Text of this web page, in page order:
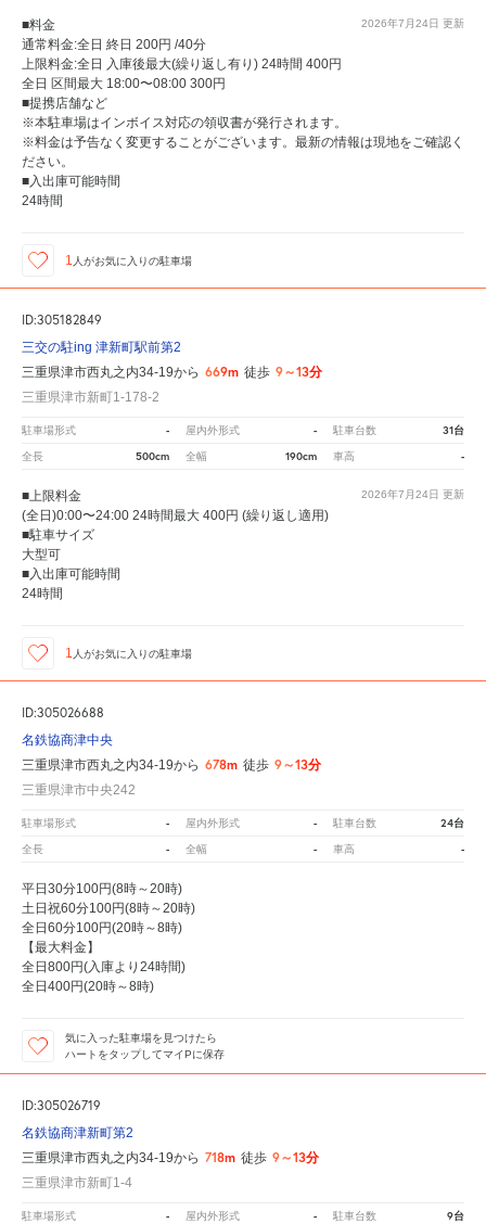
2026年7月24日 更新
■料金
通常料金:全日 終日 200円 /40分
上限料金:全日 入庫後最大(繰り返し有り) 24時間 400円
全日 区間最大 18:00〜08:00 300円
■提携店舗など
※本駐車場はインボイス対応の領収書が発行されます。
※料金は予告なく変更することがございます。最新の情報は現地をご確認く
ださい。
■入出庫可能時間
24時間
1 人がお気に入りの駐車場
ID:305182849
三交の駐ing 津新町駅前第2
三重県津市西丸之内34-19から 669m 徒歩 9～13分
三重県津市新町1-178-2
駐車場形式 - 屋内外形式 - 駐車台数 31台
全長 500cm 全幅 190cm 車高 -
2026年7月24日 更新
■上限料金
(全日)0:00〜24:00 24時間最大 400円 (繰り返し適用)
■駐車サイズ
大型可
■入出庫可能時間
24時間
1 人がお気に入りの駐車場
ID:305026688
名鉄協商津中央
三重県津市西丸之内34-19から 678m 徒歩 9～13分
三重県津市中央242
駐車場形式 - 屋内外形式 - 駐車台数 24台
全長 - 全幅 - 車高 -
平日30分100円(8時～20時)
土日祝60分100円(8時～20時)
全日60分100円(20時～8時)
【最大料金】
全日800円(入庫より24時間)
全日400円(20時～8時)
気に入った駐車場を見つけたら
ハートをタップしてマイPに保存
ID:305026719
名鉄協商津新町第2
三重県津市西丸之内34-19から 718m 徒歩 9～13分
三重県津市新町1-4
駐車場形式 - 屋内外形式 - 駐車台数 9台